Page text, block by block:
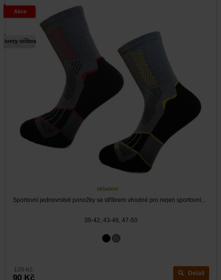
skladem
Sportovní jednovrstvé ponožky se stříbrem vhodné pro nejen sportovní...
39-42, 43-46, 47-50
ionty stříbra
Akce
120 Kč
90 Kč Detail